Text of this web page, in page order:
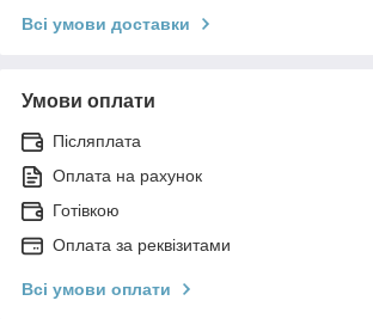
Всі умови доставки
Умови оплати
Післяплата
Оплата на рахунок
Готівкою
Оплата за реквізитами
Всі умови оплати